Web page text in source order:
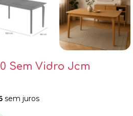
Sem Vidro Jcm
sem juros